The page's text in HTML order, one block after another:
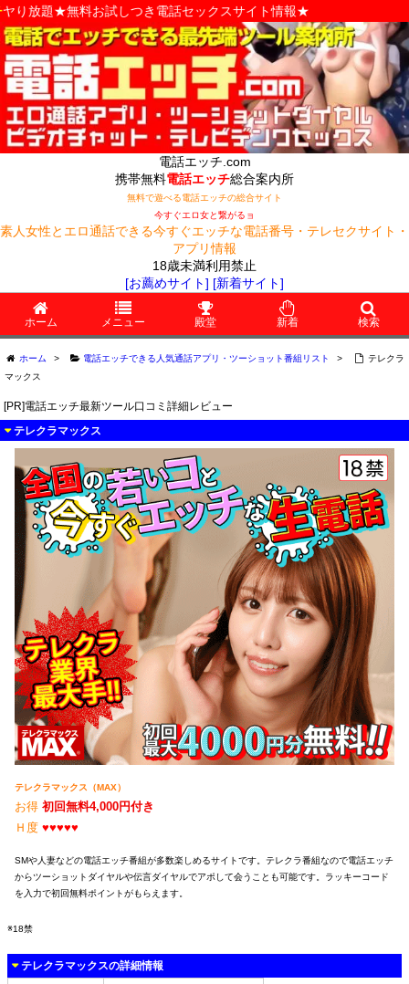
料お試しつき電話セックスサイト情報★
電話エッチ.com
携帯無料電話エッチ総合案内所
無料で遊べる電話エッチの総合サイト
今すぐエロ女と繋がるョ
素人女性とエロ通話できる今すぐエッチな電話番号・テレセクサイト・
アプリ情報
18歳未満利用禁止
[お薦めサイト] [新着サイト]
ホーム メニュー 殿堂 新着 検索
ホーム > 電話エッチできる人気通話アプリ・ツーショット番組リスト >
テレクラ
マックス
[PR]電話エッチ最新ツール口コミ詳細レビュー
テレクラマックス
テレクラマックス（MAX）
お得 初回無料4,000円付き
Ｈ度 ♥♥♥♥♥
SMや人妻などの電話エッチ番組が多数楽しめるサイトです。テレクラ番組なので電話エッチ
からツーショットダイヤルや伝言ダイヤルでアポして会うことも可能です。ラッキーコード
を入力で初回無料ポイントがもらえます。
※18禁
テレクラマックスの詳細情報